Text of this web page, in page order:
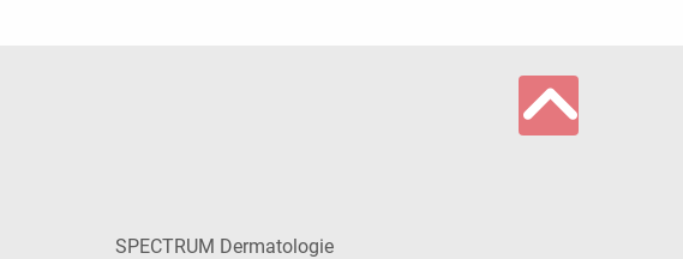
SPECTRUM Dermatologie